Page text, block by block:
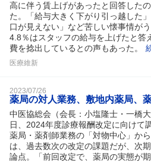
高に伴う賃上げがあったと回答した
た。「給与大きく下がり引っ越した
口が見えない」など苦しい懐事情が
4.8％はスタッフの給与を上げたと答
費を捻出しているとの声もあった。
医療維新
2023/07/26
薬局の対人業務、敷地内薬局、
中医協総会（会長：小塩隆士・一橋
日、2024年度診療報酬改定に向けて
薬局・薬剤師業務の「対物中心」か
は、過去数次の改定の課題だが、次
論点。「前回改定で、薬局の実態が